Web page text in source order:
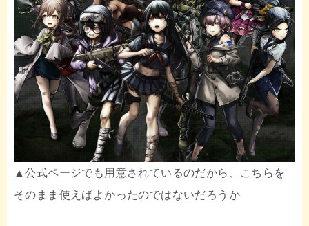
▲公式ページでも用意されているのだから、こちらを
そのまま使えばよかったのではないだろうか